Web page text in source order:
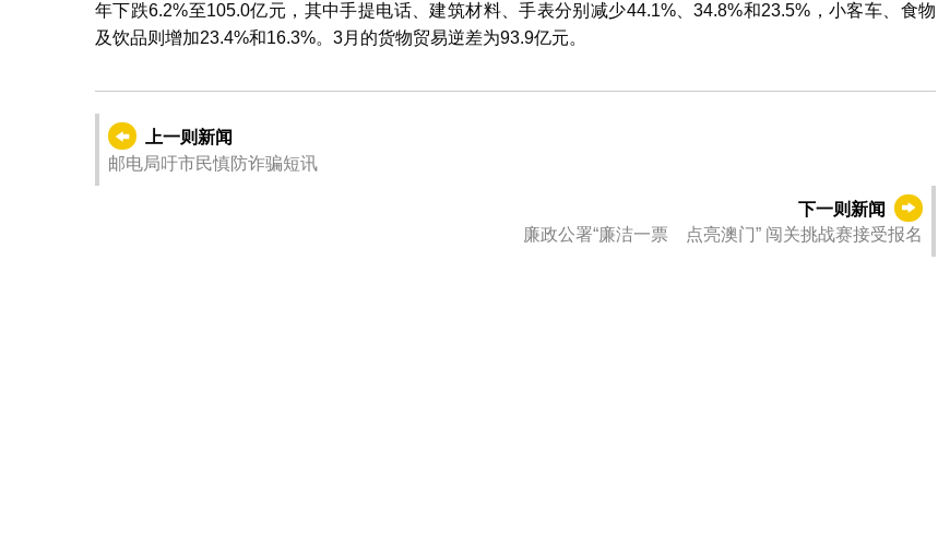
年下跌6.2%至105.0亿元，其中手提电话、建筑材料、手表分别减少44.1%、34.8%和23.5%，小客车、食物
及饮品则增加23.4%和16.3%。3月的货物贸易逆差为93.9亿元。
上一则新闻
邮电局吁市民慎防诈骗短讯
下一则新闻
廉政公署“廉洁一票 点亮澳门” 闯关挑战赛接受报名